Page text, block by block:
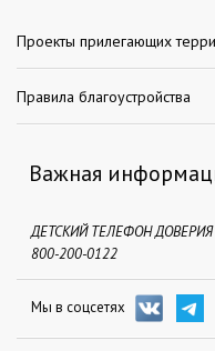
Проекты прилегающих
Правила благоустройства
Важная
ДЕТСКИЙ ТЕЛЕФОН ДОВЕРИЯ
800-200-0122
Мы в соцсетях